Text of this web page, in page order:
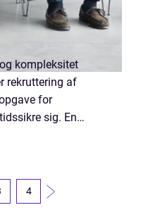
kompleksitet
rekruttering af
for
sig. En
4